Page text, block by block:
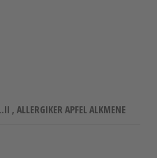
, ALLERGIKER APFEL ALKMENE